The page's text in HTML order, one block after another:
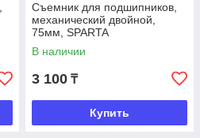
Съемник для подшипников,
механический двойной,
75мм, SPARTA
В наличии
3 100 ₸
Купить